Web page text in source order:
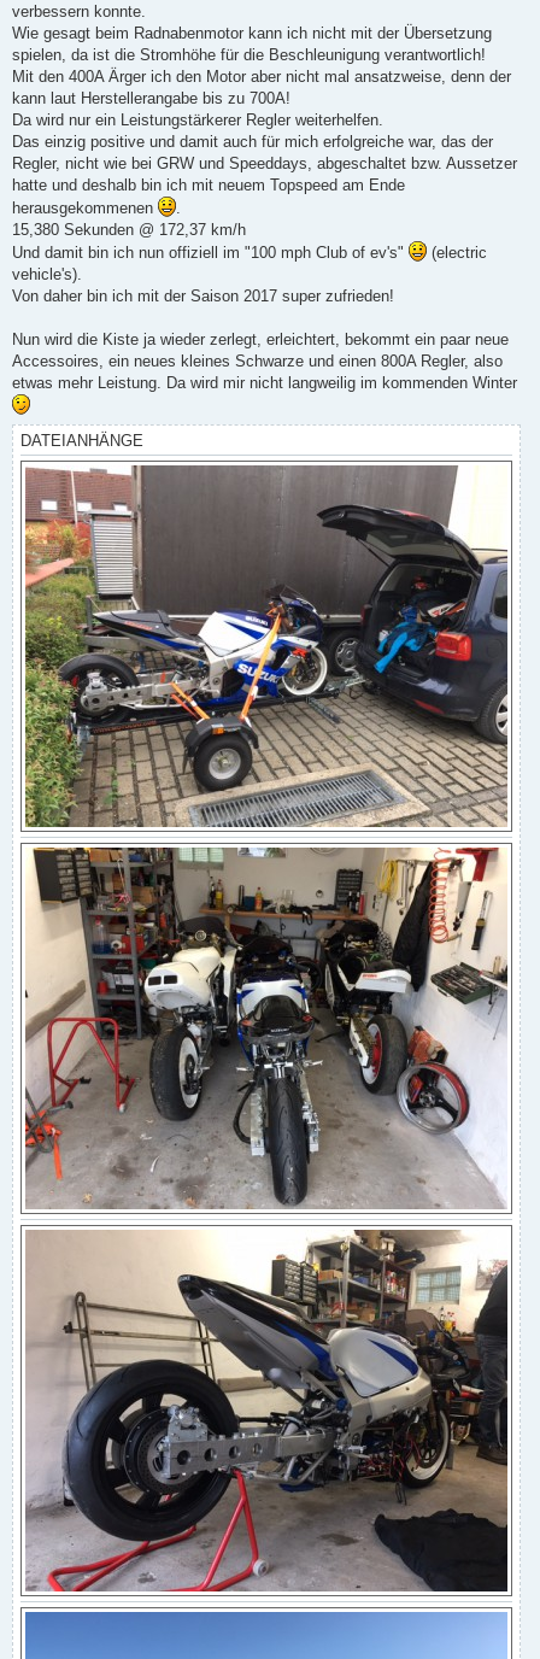
verbessern konnte.
Wie gesagt beim Radnabenmotor kann ich nicht mit der Übersetzung
spielen, da ist die Stromhöhe für die Beschleunigung verantwortlich!
Mit den 400A Ärger ich den Motor aber nicht mal ansatzweise, denn der
kann laut Herstellerangabe bis zu 700A!
Da wird nur ein Leistungstärkerer Regler weiterhelfen.
Das einzig positive und damit auch für mich erfolgreiche war, das der
Regler, nicht wie bei GRW und Speeddays, abgeschaltet bzw. Aussetzer
hatte und deshalb bin ich mit neuem Topspeed am Ende
herausgekommenen
15,380 Sekunden @ 172,37 km/h
Und damit bin ich nun offiziell im "100 mph Club of ev's"
(electric
vehicle's).
Von daher bin ich mit der Saison 2017 super zufrieden!
Nun wird die Kiste ja wieder zerlegt, erleichtert, bekommt ein paar neue
Accessoires, ein neues kleines Schwarze und einen 800A Regler, also
etwas mehr Leistung. Da wird mir nicht langweilig im kommenden Winter
DATEIANHÄNGE